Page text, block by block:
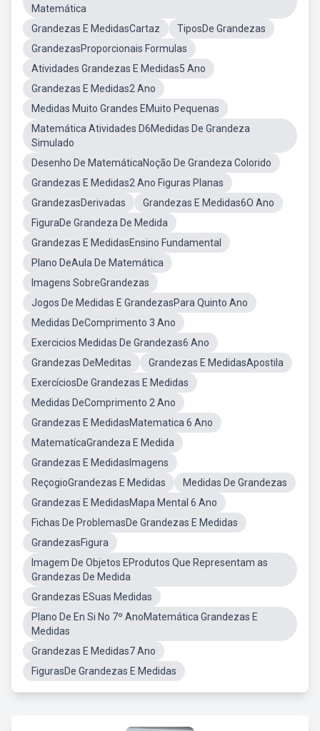
Matemática
Grandezas E MedidasCartaz
TiposDe Grandezas
GrandezasProporcionais Formulas
Atividades Grandezas E Medidas5 Ano
Grandezas E Medidas2 Ano
Medidas Muito Grandes EMuito Pequenas
Matemática Atividades D6Medidas De Grandeza
Simulado
Desenho De MatemáticaNoção De Grandeza Colorido
Grandezas E Medidas2 Ano Figuras Planas
GrandezasDerivadas
Grandezas E Medidas6O Ano
FiguraDe Grandeza De Medida
Grandezas E MedidasEnsino Fundamental
Plano DeAula De Matemática
Imagens SobreGrandezas
Jogos De Medidas E GrandezasPara Quinto Ano
Medidas DeComprimento 3 Ano
Exercicios Medidas De Grandezas6 Ano
Grandezas DeMeditas
Grandezas E MedidasApostila
ExercíciosDe Grandezas E Medidas
Medidas DeComprimento 2 Ano
Grandezas E MedidasMatematica 6 Ano
MatematícaGrandeza E Medida
Grandezas E MedidasImagens
ReçogioGrandezas E Medidas
Medidas De Grandezas
Grandezas E MedidasMapa Mental 6 Ano
Fichas De ProblemasDe Grandezas E Medidas
GrandezasFigura
Imagem De Objetos EProdutos Que Representam as
Grandezas De Medida
Grandezas ESuas Medidas
Plano De En Si No 7º AnoMatemática Grandezas E
Medidas
Grandezas E Medidas7 Ano
FigurasDe Grandezas E Medidas